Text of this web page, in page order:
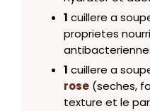
1 cuillere a
proprietes
1 cuillere a
rose (seches,
texture et le